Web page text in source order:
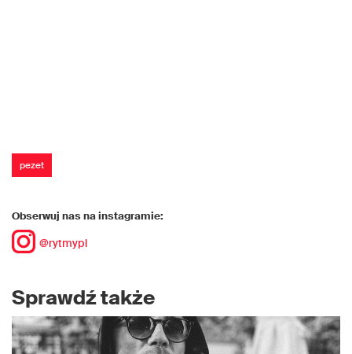
pezet
Obserwuj nas na instagramie:
@rytmypl
Sprawdź także